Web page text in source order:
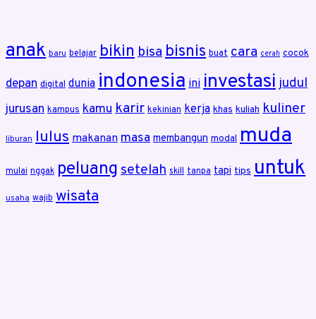
anak baru belajar bikin bisa bisnis buat cara cerah cocok
depan digital dunia indonesia ini investasi judul
jurusan kampus kamu karir kekinian kerja khas kuliah kuliner
liburan lulus makanan masa membangun modal muda
mulai nggak peluang setelah skill tanpa tapi tips untuk
usaha wajib wisata